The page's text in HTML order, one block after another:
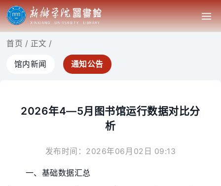
首页 / 正文 /
馆内新闻 通知公告
2026年4—5月图书馆运行数据对比分
析
发布时间：2026年06月02日 09:13
一、基础数据汇总